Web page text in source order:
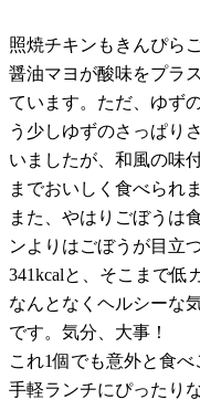
照焼チキンもきんぴら
醤油マヨが酸味をプラ
ています。ただ、ゆず
う少しゆずのさっぱ
いましたが、和風の味
までおいしく食べられ
また、やはりごぼうは
ンよりはごぼうが目立
341kcalと、そこまで低
なんとなくヘルシーな
です。気分、大事！
これ1個でも意外と食
手軽ランチにぴったり